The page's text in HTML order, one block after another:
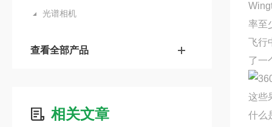
光谱相机
查看全部产品
相关文章
率至
飞行
了一
这些
什么